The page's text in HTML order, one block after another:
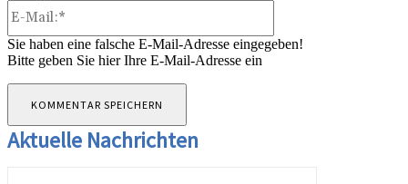
Sie haben eine falsche E-Mail-Adresse eingegeben!
Bitte geben Sie hier Ihre E-Mail-Adresse ein
Aktuelle Nachrichten